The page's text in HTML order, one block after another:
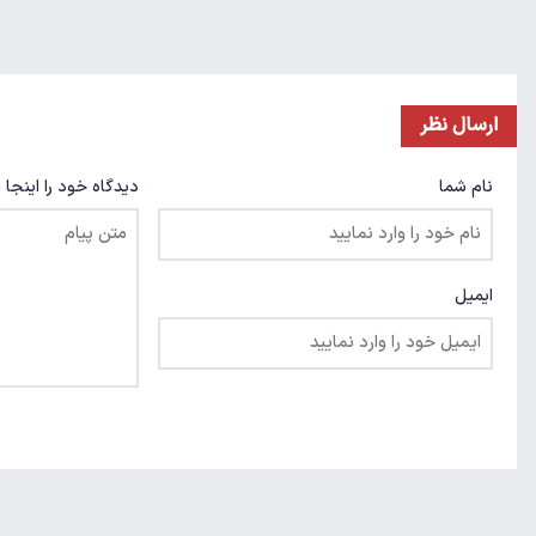
ارسال نظر
نام شما
ایمیل
دیدگاه خود را